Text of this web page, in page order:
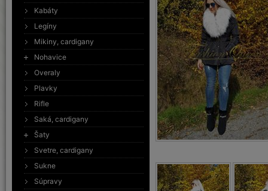
Kabáty
Legíny
Mikiny, cardigany
Nohavice
Overaly
Plavky
Rifle
Saká, cardigany
Šaty
Svetre, cardigany
Sukne
Súpravy